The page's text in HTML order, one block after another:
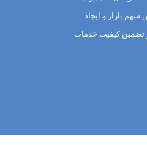
بازار و ایجاد
تضمین کیفیت خدمات